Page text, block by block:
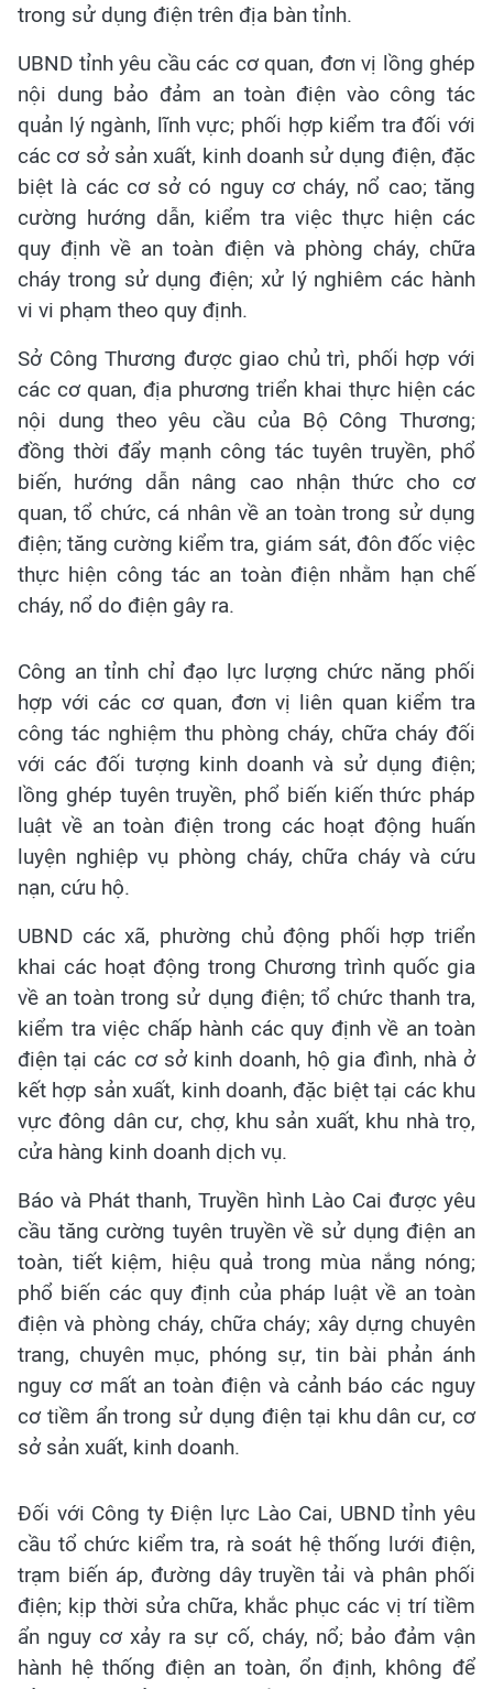
trong sử dụng điện trên địa bàn tỉnh.
UBND tỉnh yêu cầu các cơ quan, đơn vị lồng ghép
nội dung bảo đảm an toàn điện vào công tác
quản lý ngành, lĩnh vực; phối hợp kiểm tra đối với
các cơ sở sản xuất, kinh doanh sử dụng điện, đặc
biệt là các cơ sở có nguy cơ cháy, nổ cao; tăng
cường hướng dẫn, kiểm tra việc thực hiện các
quy định về an toàn điện và phòng cháy, chữa
cháy trong sử dụng điện; xử lý nghiêm các hành
vi vi phạm theo quy định.
Sở Công Thương được giao chủ trì, phối hợp với
các cơ quan, địa phương triển khai thực hiện các
nội dung theo yêu cầu của Bộ Công Thương;
đồng thời đẩy mạnh công tác tuyên truyền, phổ
biến, hướng dẫn nâng cao nhận thức cho cơ
quan, tổ chức, cá nhân về an toàn trong sử dụng
điện; tăng cường kiểm tra, giám sát, đôn đốc việc
thực hiện công tác an toàn điện nhằm hạn chế
cháy, nổ do điện gây ra.
Công an tỉnh chỉ đạo lực lượng chức năng phối
hợp với các cơ quan, đơn vị liên quan kiểm tra
công tác nghiệm thu phòng cháy, chữa cháy đối
với các đối tượng kinh doanh và sử dụng điện;
lồng ghép tuyên truyền, phổ biến kiến thức pháp
luật về an toàn điện trong các hoạt động huấn
luyện nghiệp vụ phòng cháy, chữa cháy và cứu
nạn, cứu hộ.
UBND các xã, phường chủ động phối hợp triển
khai các hoạt động trong Chương trình quốc gia
về an toàn trong sử dụng điện; tổ chức thanh tra,
kiểm tra việc chấp hành các quy định về an toàn
điện tại các cơ sở kinh doanh, hộ gia đình, nhà ở
kết hợp sản xuất, kinh doanh, đặc biệt tại các khu
vực đông dân cư, chợ, khu sản xuất, khu nhà trọ,
cửa hàng kinh doanh dịch vụ.
Báo và Phát thanh, Truyền hình Lào Cai được yêu
cầu tăng cường tuyên truyền về sử dụng điện an
toàn, tiết kiệm, hiệu quả trong mùa nắng nóng;
phổ biến các quy định của pháp luật về an toàn
điện và phòng cháy, chữa cháy; xây dựng chuyên
trang, chuyên mục, phóng sự, tin bài phản ánh
nguy cơ mất an toàn điện và cảnh báo các nguy
cơ tiềm ẩn trong sử dụng điện tại khu dân cư, cơ
sở sản xuất, kinh doanh.
Đối với Công ty Điện lực Lào Cai, UBND tỉnh yêu
cầu tổ chức kiểm tra, rà soát hệ thống lưới điện,
trạm biến áp, đường dây truyền tải và phân phối
điện; kịp thời sửa chữa, khắc phục các vị trí tiềm
ẩn nguy cơ xảy ra sự cố, cháy, nổ; bảo đảm vận
hành hệ thống điện an toàn, ổn định, không để